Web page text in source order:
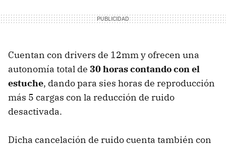
Cuentan con drivers de 12mm y ofrecen una
autonomía total de 30 horas contando con el
estuche, dando para sies horas de reproducción
más 5 cargas con la reducción de ruido
desactivada.
Dicha cancelación de ruido cuenta también con